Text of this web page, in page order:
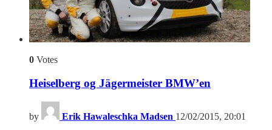
0 Votes
Heiselberg og Jägermeister BMW’en
by Erik Hawaleschka Madsen 12/02/2015, 20:01